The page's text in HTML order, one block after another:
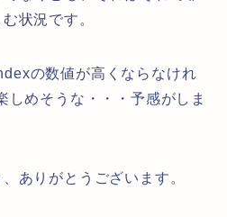
状況です。
の数値が高くならなけれ
しめそうな・・・予感がしま
ありがとうございます。